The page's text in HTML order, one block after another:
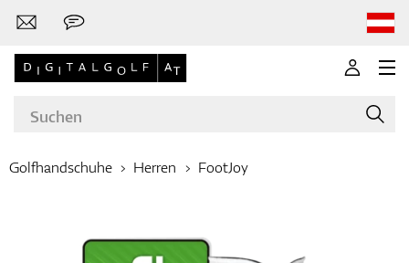
Golfhandschuhe Herren FootJoy